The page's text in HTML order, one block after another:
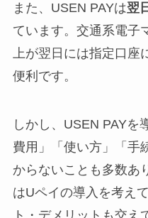
また、USEN PAYは翌
ています。交通系電子
上が翌日には指定口座
便利です。
しかし、USEN PAYを
費用」「使い方」「手
からないことも多数あ
はUペイの導入を考え